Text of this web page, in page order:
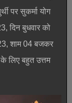
पर सुकर्मा योग
दिन बुधवार को
शाम 04 बजकर
लिए बहुत उत्तम